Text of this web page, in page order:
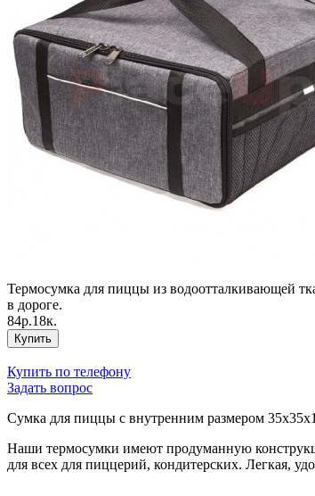
Термосумка для пиццы из водоотталкивающей
в дороге.
84р.18к.
Купить
Купить по телефону
Задать вопрос
Сумка для пиццы с внутренним размером
Наши термосумки имеют продуманную
для всех для пиццерий, кондитерских. Легкая,